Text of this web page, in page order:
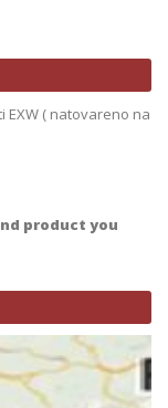
EXW ( natovareno na
product you